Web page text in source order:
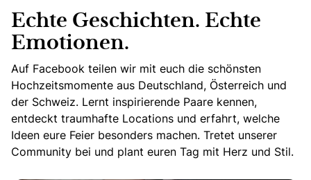
Echte Geschichten. Echte
Emotionen.
Auf Facebook teilen wir mit euch die schönsten
Hochzeitsmomente aus Deutschland, Österreich und
der Schweiz. Lernt inspirierende Paare kennen,
entdeckt traumhafte Locations und erfahrt, welche
Ideen eure Feier besonders machen. Tretet unserer
Community bei und plant euren Tag mit Herz und Stil.